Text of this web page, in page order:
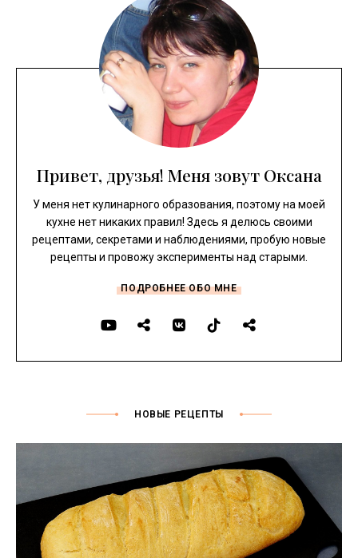
Привет, друзья! Меня зовут Оксана
У меня нет кулинарного образования, поэтому на моей
кухне нет никаких правил! Здесь я делюсь своими
рецептами, секретами и наблюдениями, пробую новые
рецепты и провожу эксперименты над старыми.
ПОДРОБНЕЕ ОБО МНЕ
НОВЫЕ РЕЦЕПТЫ